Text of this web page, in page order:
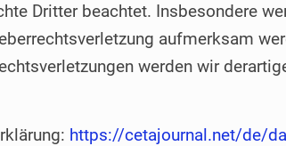
Dritter beachtet. Insbesondere
aufmerksam
werden wir
https://cetajournal.net/de/